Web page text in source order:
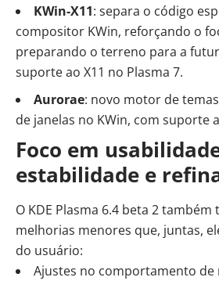
KWin-X11: separa o código
compositor KWin, reforçando o
preparando o terreno para a
suporte ao X11 no Plasma 7.
Aurorae: novo motor de
de janelas no KWin, com suporte a
Foco em
estabilidade e
O KDE Plasma 6.4 beta 2 também
melhorias menores que, juntas,
do usuário:
Ajustes no comportamento de